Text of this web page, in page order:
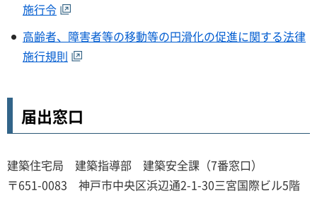
施行令
高齢者、障害者等の移動等の円滑化の促進に関する法律
施行規則
届出窓口
建築住宅局 建築指導部 建築安全課（7番窓口）
〒651-0083 神戸市中央区浜辺通2-1-30三宮国際ビル5階